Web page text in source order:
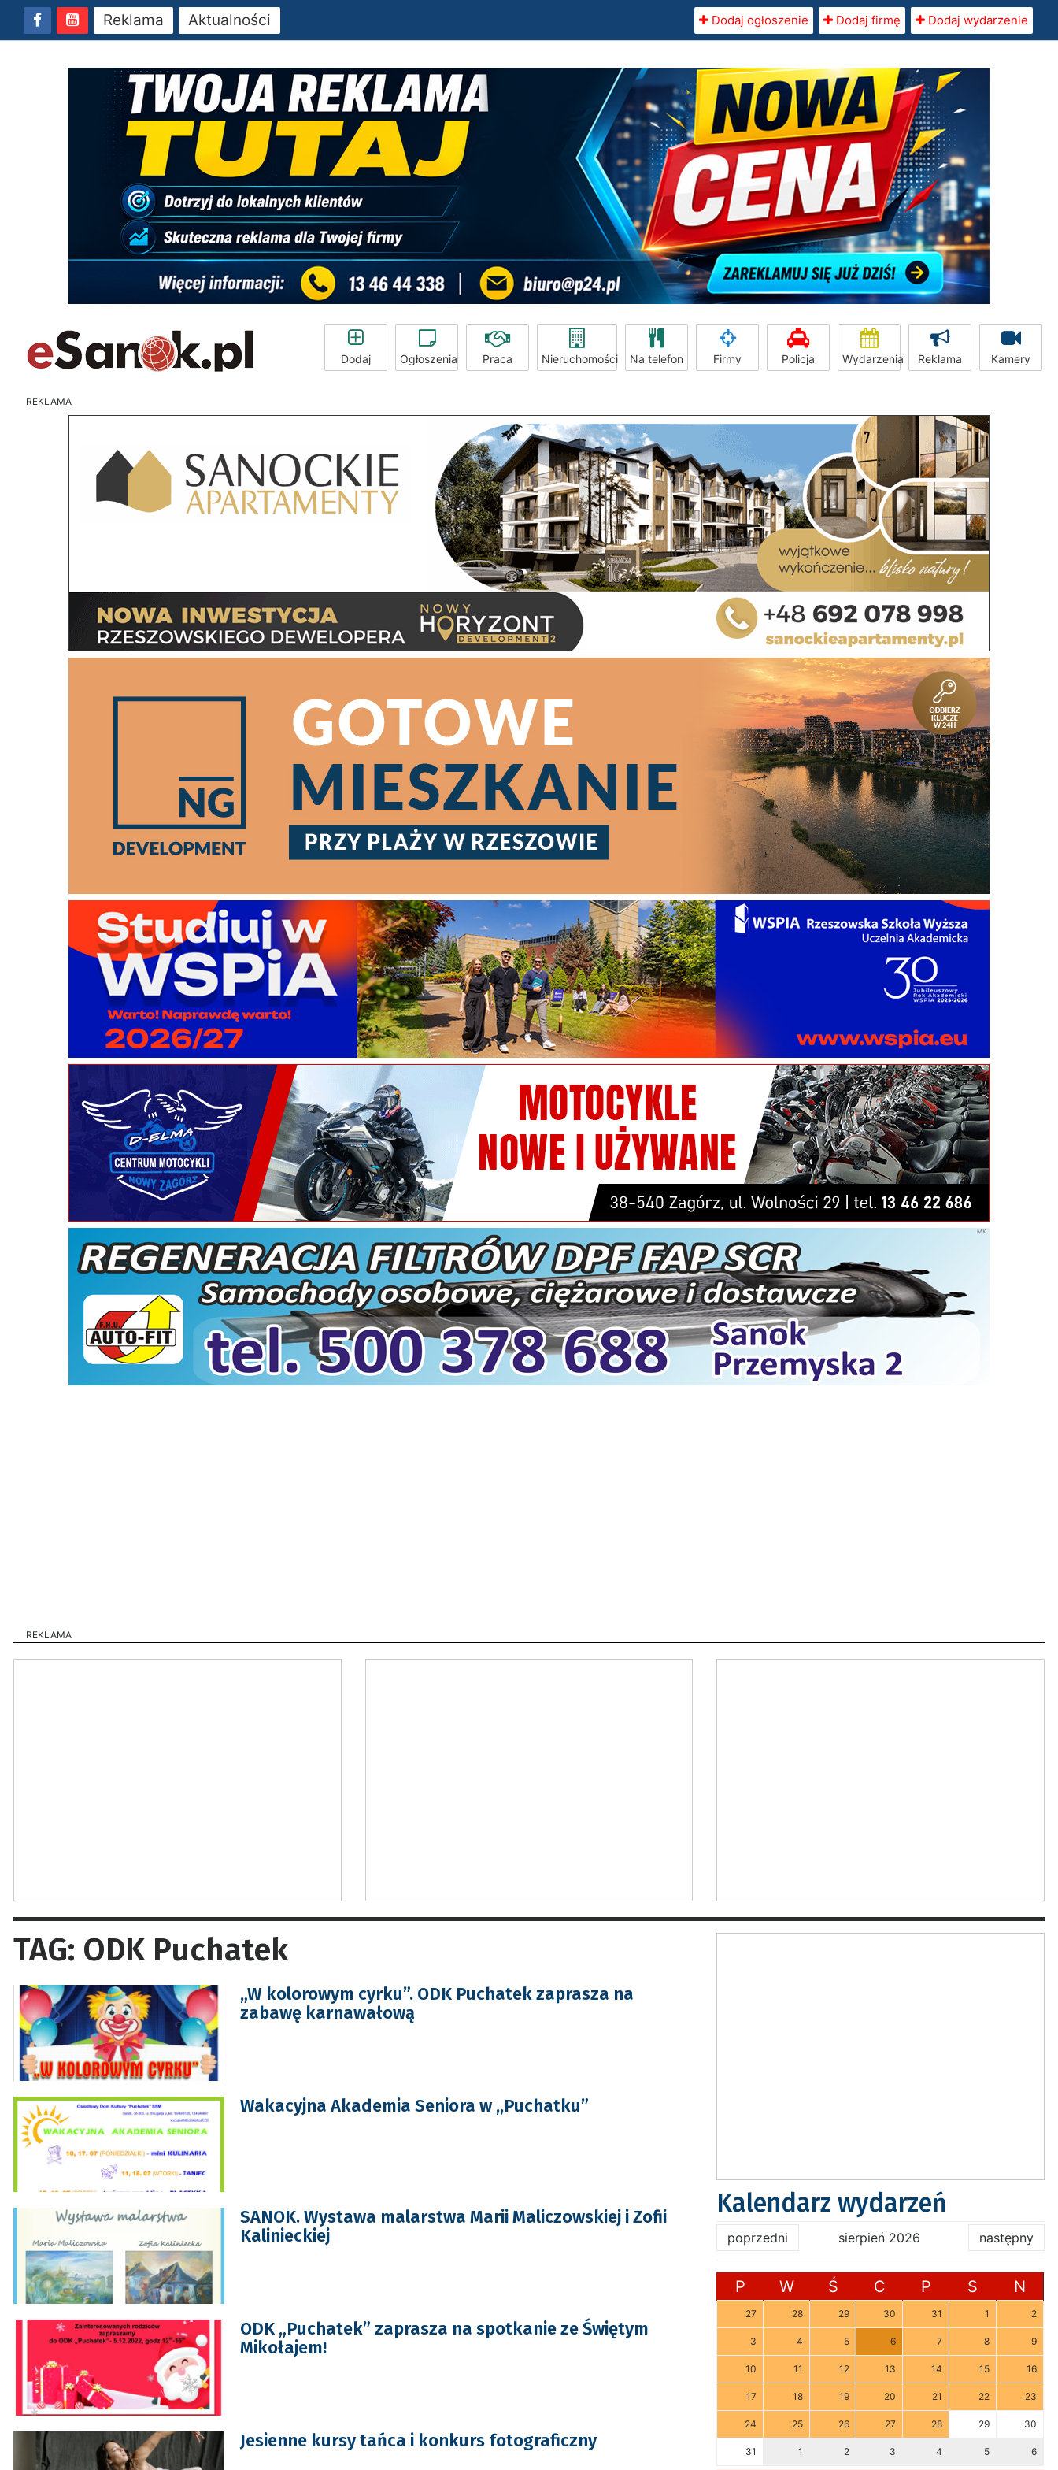
Reklama Aktualności Dodaj ogłoszenie Dodaj firmę Dodaj wydarzenie
Dodaj Ogłoszenia Praca Nieruchomości Na telefon Firmy Policja Wydarzenia Reklama Kamery
REKLAMA
REKLAMA
TAG: ODK Puchatek
„W kolorowym cyrku”. ODK Puchatek zaprasza na
zabawę karnawałową
Wakacyjna Akademia Seniora w ,,Puchatku”
SANOK. Wystawa malarstwa Marii Maliczowskiej i Zofii
Kalinieckiej
ODK „Puchatek” zaprasza na spotkanie ze Świętym
Mikołajem!
Jesienne kursy tańca i konkurs fotograficzny
Kalendarz wydarzeń
poprzedni sierpień 2026 następny
P W Ś C P S N
27 28 29 30 31 1 2
3 4 5 6 7 8 9
10 11 12 13 14 15 16
17 18 19 20 21 22 23
24 25 26 27 28 29 30
31 1 2 3 4 5 6